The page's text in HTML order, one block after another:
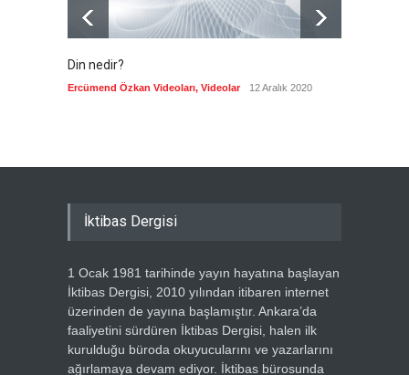
Din nedir?
Ercümend Özkan Videoları, Videolar 12 Aralık 2020
İktibas Dergisi
1 Ocak 1981 tarihinde yayın hayatına başlayan
İktibas Dergisi, 2010 yılından itibaren internet
üzerinden de yayına başlamıştır. Ankara’da
faaliyetini sürdüren İktibas Dergisi, halen ilk
kurulduğu büroda okuyucularını ve yazarlarını
ağırlamaya devam ediyor. İktibas bürosunda